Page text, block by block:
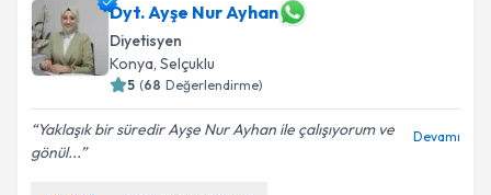
Dyt. Ayşe Nur Ayhan
Diyetisyen
Konya, Selçuklu
5 (68 Değerlendirme)
Yaklaşık bir süredir Ayşe Nur Ayhan ile çalışıyorum ve
gönül...
Devamı